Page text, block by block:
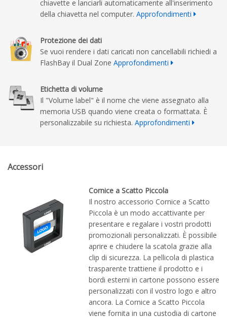
chiavette e lanciarli automaticamente all'inserimento
della chiavetta nel computer. Approfondimenti
Protezione dei dati
Se vuoi rendere i dati caricati non cancellabili richiedi a
FlashBay il Dual Zone Approfondimenti
Etichetta di volume
Il "Volume label" è il nome che viene assegnato alla
memoria USB quando viene creata o formattata. È
personalizzabile su richiesta. Approfondimenti
Accessori
Cornice a Scatto Piccola
Il nostro accessorio Cornice a Scatto
Piccola è un modo accattivante per
presentare e regalare i vostri prodotti
promozionali personalizzati. È possibile
aprire e chiudere la scatola grazie alla
clip di sicurezza. La pellicola di plastica
trasparente trattiene il prodotto e i
bordi esterni in cartone possono essere
personalizzati con il vostro logo e altro
ancora. La Cornice a Scatto Piccola
viene fornita in una custodia di cartone